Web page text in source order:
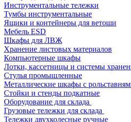
Инструментальные тележки
Тумбы инструментальные
Ящики и контейнеры для ветоши
Мебель ESD
Шкафы для ЛВЖ
Хранение листовых материалов
Компьютерные шкафы
Лотки, кассетницы и системы
Стулья промышленные
Металлические шкафы с
Стойки и стенды подкатные
Оборудование для склада
Грузовые тележки для склада
Тележки двухколесные ручные